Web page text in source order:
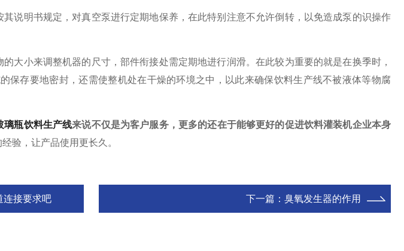
明书规定，对真空泵进行定期地保养，在此特别注意不允许倒转，以免造成泵的识操作
小来调整机器的尺寸，部件衔接处需定期地进行润滑。在此较为重要的就是在换季时，
保存要地密封，还需使整机处在干燥的环境之中，以此来确保饮料生产线不被液体等物腐
璃瓶饮料生产线来说不仅是为客户服务，更多的还在于能够更好的促进饮料灌装机企业本身
验，让产品使用更长久。
连接要求吧 下一篇： 臭氧发生器的作用